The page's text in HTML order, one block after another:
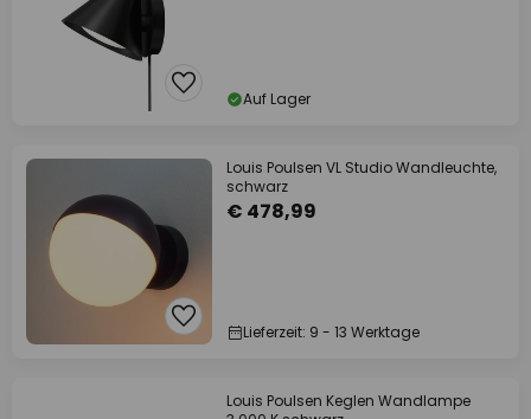
Auf Lager
Louis Poulsen VL Studio Wandleuchte,
schwarz
€ 478,99
Lieferzeit: 9 - 13 Werktage
Louis Poulsen Keglen Wandlampe